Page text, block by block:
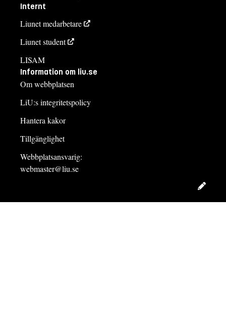
Internt
Liunet medarbetare
Liunet student
LISAM
Information om liu.se
Om webbplatsen
LiU:s integritetspolicy
Hantera kakor
Tillgänglighet
Webbplatsansvarig:
webmaster@liu.se